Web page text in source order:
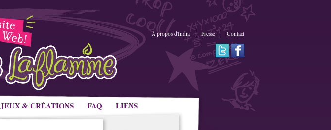
JEUX & CRÉATIONS FAQ LIENS
À propos d'India Presse Contact